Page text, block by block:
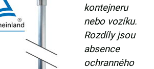
kontejneru
nebo vozíku.
Rozdíly jsou
absence
ochranného